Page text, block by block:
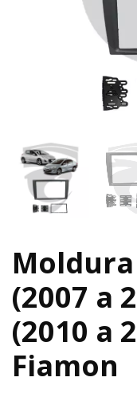
(2007 a
(2010 a
Fiamon